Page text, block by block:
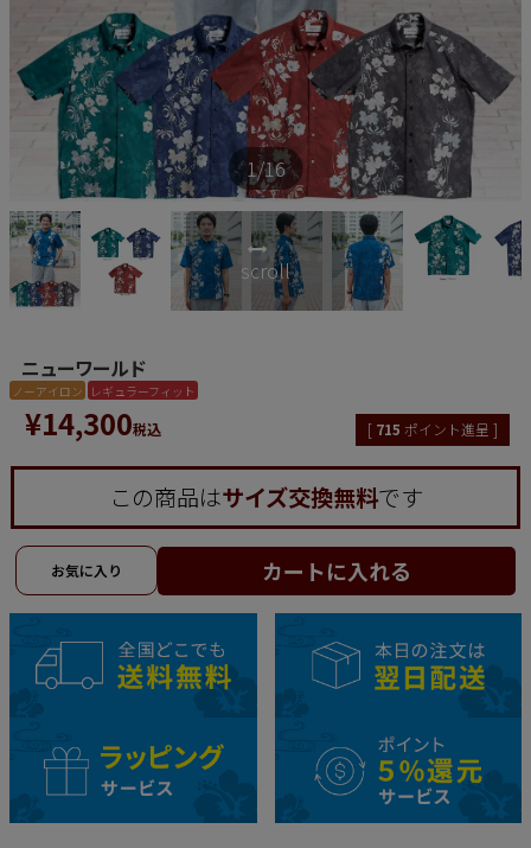
アウトレット
サイズから探す
レーベルから探す
1/16
scroll
ニューワールド
ノーアイロン レギュラーフィット
¥14,300税込 [ 715 ポイント進呈 ]
この商品はサイズ交換無料です
カートに入れる